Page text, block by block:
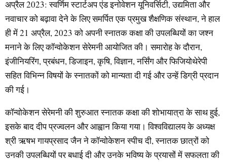
अप्रैल 2023: स्वर्णिम स्टार्टअप एंड इनोवेशन यूनिवर्सिटी, उद्यमिता और
नवाचार को बढ़ावा देने के लिए समर्पित एक प्रमुख शैक्षणिक संस्थान, ने हाल
ही में 21 अप्रैल, 2023 को अपनी स्नातक कक्षा की उपलब्धियों का जश्न
मनाने के लिए कॉन्वोकेशन सेरेमनी आयोजित की। समारोह के दौरान,
इंजीनियरिंग, प्रबंधन, डिजाइन, कृषि, विज्ञान, नर्सिंग और फिजियोथेरेपी
सहित विभिन्न विषयों के स्नातकों को मान्यता दी गई और उन्हें डिग्री प्रदान
की गई।
कॉन्वोकेशन सेरेमनी की शुरुआत स्नातक कक्षा की शोभायात्रा के साथ हुई,
इसके बाद दीप प्रज्वलन और आह्वान किया गया। विश्वविद्यालय के अध्यक्ष
श्री ऋषभ गायप्रसाद जैन ने कॉन्वोकेशन स्पीच दी, स्नातक छात्रों को
उनकी उपलब्धियों पर बधाई दी और उनके भविष्य के प्रयासों में सफलता की